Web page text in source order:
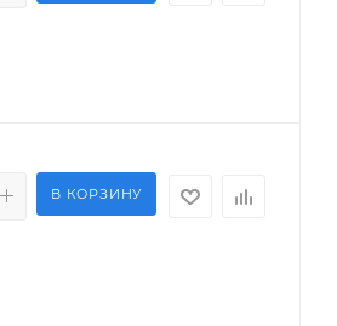
В КОРЗИНУ